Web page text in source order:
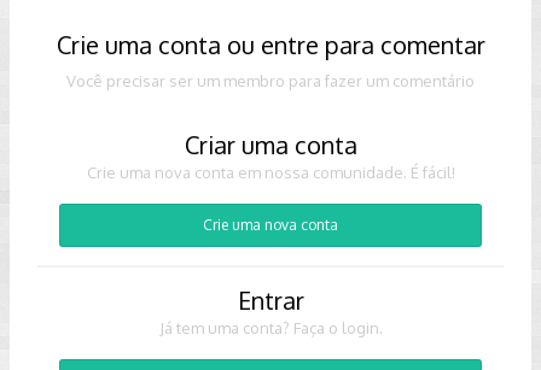
Crie uma conta ou entre para comentar
Você precisar ser um membro para fazer um comentário
Criar uma conta
Crie uma nova conta em nossa comunidade. É fácil!
Crie uma nova conta
Entrar
Já tem uma conta? Faça o login.